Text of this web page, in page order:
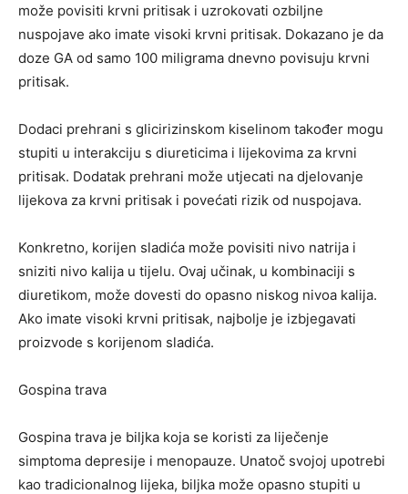
može povisiti krvni pritisak i uzrokovati ozbiljne
nuspojave ako imate visoki krvni pritisak. Dokazano je da
doze GA od samo 100 miligrama dnevno povisuju krvni
pritisak.
Dodaci prehrani s glicirizinskom kiselinom također mogu
stupiti u interakciju s diureticima i lijekovima za krvni
pritisak. Dodatak prehrani može utjecati na djelovanje
lijekova za krvni pritisak i povećati rizik od nuspojava.
Konkretno, korijen sladića može povisiti nivo natrija i
sniziti nivo kalija u tijelu. Ovaj učinak, u kombinaciji s
diuretikom, može dovesti do opasno niskog nivoa kalija.
Ako imate visoki krvni pritisak, najbolje je izbjegavati
proizvode s korijenom sladića.
Gospina trava
Gospina trava je biljka koja se koristi za liječenje
simptoma depresije i menopauze. Unatoč svojoj upotrebi
kao tradicionalnog lijeka, biljka može opasno stupiti u